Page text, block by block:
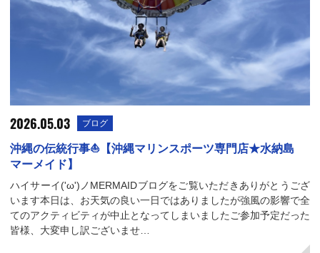
2026.05.03 ブログ
沖縄の伝統行事⛵【沖縄マリンスポーツ専門店★水納島
マーメイド】
ハイサーイ('ω')ノMERMAIDブログをご覧いただきありがとうござ
います本日は、お天気の良い一日ではありましたが強風の影響で全
てのアクティビティが中止となってしまいましたご参加予定だった
皆様、大変申し訳ございませ…